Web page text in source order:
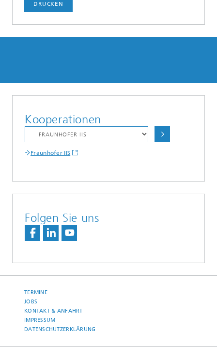
DRUCKEN
Kooperationen
Fraunhofer IIS
Folgen Sie uns
TERMINE
JOBS
KONTAKT & ANFAHRT
IMPRESSUM
DATENSCHUTZERKLÄRUNG